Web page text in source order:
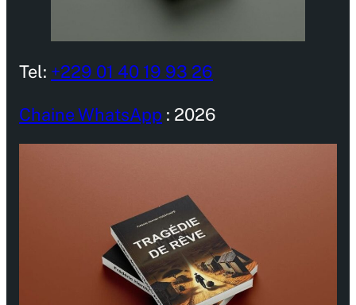
Tel: +229 01 40 19 93 26
Chaine WhatsApp : 2026